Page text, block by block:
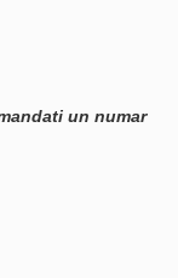
un numar